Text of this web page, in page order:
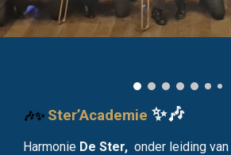
🎶✨ Ster’Academie✨🎶
Harmonie De Ster, onder leiding van